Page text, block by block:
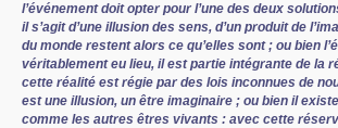
l’événement doit opter pour l’une des deux
il s’agit d’une illusion des sens, d’un produit de
du monde restent alors ce qu’elles sont ; ou bien
véritablement eu lieu, il est partie intégrante de la
cette réalité est régie par des lois inconnues de
est une illusion, un être imaginaire ; ou bien il
comme les autres êtres vivants : avec cette